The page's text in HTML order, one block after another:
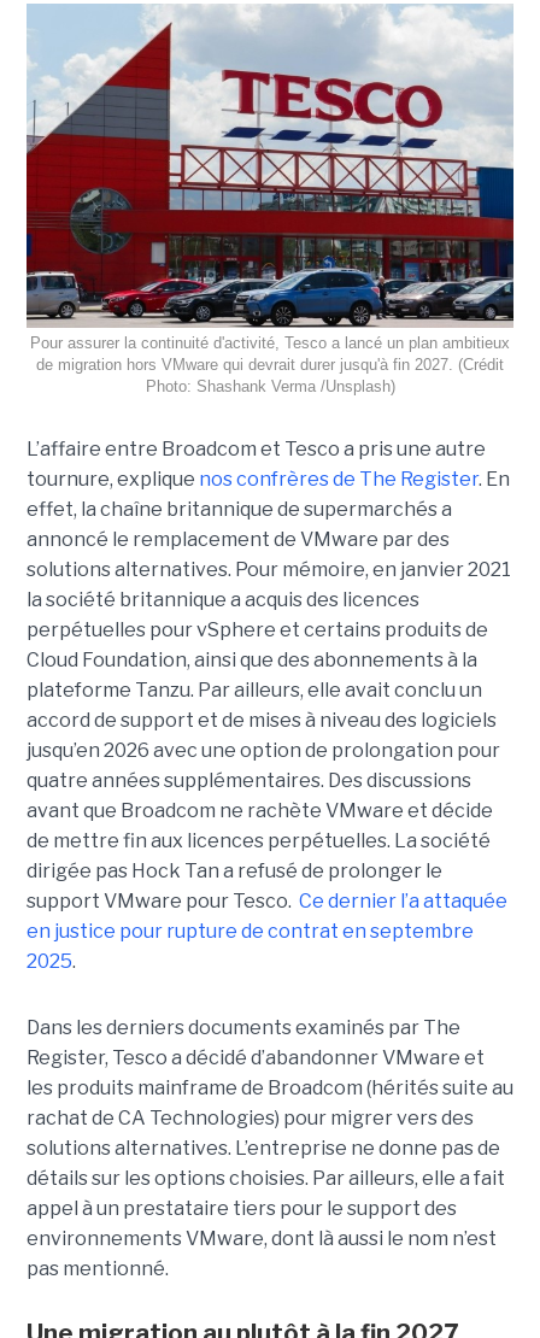
Pour assurer la continuité d'activité, Tesco a lancé un plan ambitieux
de migration hors VMware qui devrait durer jusqu'à fin 2027. (Crédit
Photo: Shashank Verma /Unsplash)
L’affaire entre Broadcom et Tesco a pris une autre
tournure, explique nos confrères de The Register. En
effet, la chaîne britannique de supermarchés a
annoncé le remplacement de VMware par des
solutions alternatives. Pour mémoire, en janvier 2021
la société britannique a acquis des licences
perpétuelles pour vSphere et certains produits de
Cloud Foundation, ainsi que des abonnements à la
plateforme Tanzu. Par ailleurs, elle avait conclu un
accord de support et de mises à niveau des logiciels
jusqu’en 2026 avec une option de prolongation pour
quatre années supplémentaires. Des discussions
avant que Broadcom ne rachète VMware et décide
de mettre fin aux licences perpétuelles. La société
dirigée pas Hock Tan a refusé de prolonger le
support VMware pour Tesco. Ce dernier l’a attaquée
en justice pour rupture de contrat en septembre
2025.
Dans les derniers documents examinés par The
Register, Tesco a décidé d’abandonner VMware et
les produits mainframe de Broadcom (hérités suite au
rachat de CA Technologies) pour migrer vers des
solutions alternatives. L’entreprise ne donne pas de
détails sur les options choisies. Par ailleurs, elle a fait
appel à un prestataire tiers pour le support des
environnements VMware, dont là aussi le nom n’est
pas mentionné.